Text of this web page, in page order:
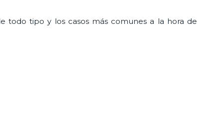
todo tipo y los casos más comunes a la hora de